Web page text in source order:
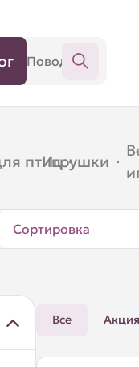
птиц ·
Игрушки ·
Сортировка
Все